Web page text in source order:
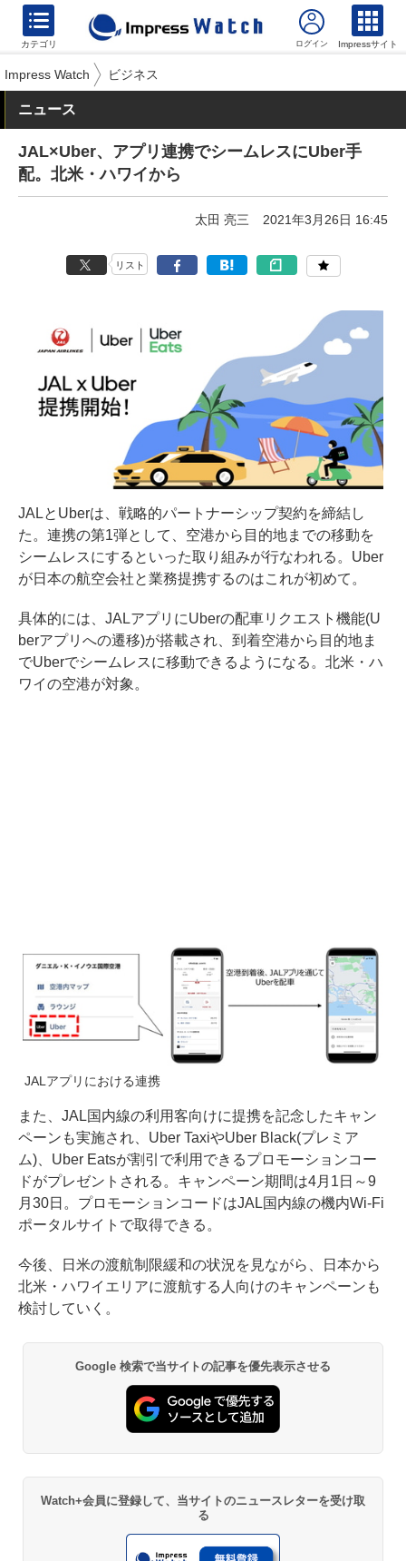
カテゴリ Impressサイト
Impress Watch ビジネス
ニュース
JAL×Uber、アプリ連携でシームレスにUber手
配。北米・ハワイから
太田 亮三 2021年3月26日 16:45
リスト
JALとUberは、戦略的パートナーシップ契約を締結し
た。連携の第1弾として、空港から目的地までの移動を
シームレスにするといった取り組みが行なわれる。Uber
が日本の航空会社と業務提携するのはこれが初めて。
具体的には、JALアプリにUberの配車リクエスト機能(U
berアプリへの遷移)が搭載され、到着空港から目的地ま
でUberでシームレスに移動できるようになる。北米・ハ
ワイの空港が対象。
JALアプリにおける連携
また、JAL国内線の利用客向けに提携を記念したキャン
ペーンも実施され、Uber TaxiやUber Black(プレミア
ム)、Uber Eatsが割引で利用できるプロモーションコー
ドがプレゼントされる。キャンペーン期間は4月1日～9
月30日。プロモーションコードはJAL国内線の機内Wi-Fi
ポータルサイトで取得できる。
今後、日米の渡航制限緩和の状況を見ながら、日本から
北米・ハワイエリアに渡航する人向けのキャンペーンも
検討していく。
Google 検索で当サイトの記事を優先表示させる
Watch+会員に登録して、当サイトのニュースレターを受け取
る